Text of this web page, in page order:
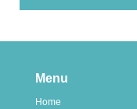
Menu
Home